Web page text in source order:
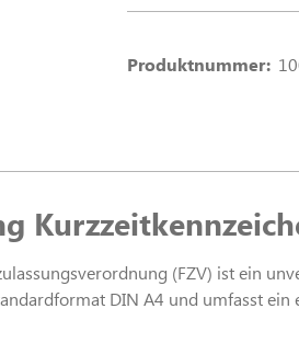
Produktnummer:
(FZV) ist ein
DIN A4 und umfasst ein